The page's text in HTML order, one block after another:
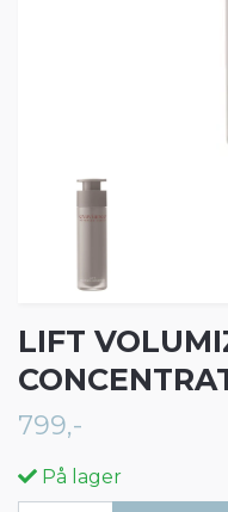
LIFT
799,-
På lager